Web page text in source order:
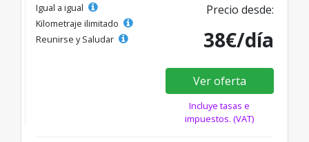
Igual a igual
Kilometraje ilimitado
Reunirse y Saludar
Precio desde:
38€/día
Ver oferta
Incluye tasas e
impuestos. (VAT)